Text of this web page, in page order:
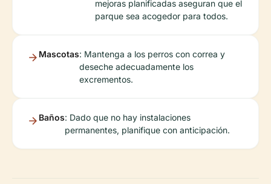
mejoras planificadas aseguran que el
parque sea acogedor para todos.
Mascotas: Mantenga a los perros con correa y
deseche adecuadamente los
excrementos.
Baños: Dado que no hay instalaciones
permanentes, planifique con anticipación.